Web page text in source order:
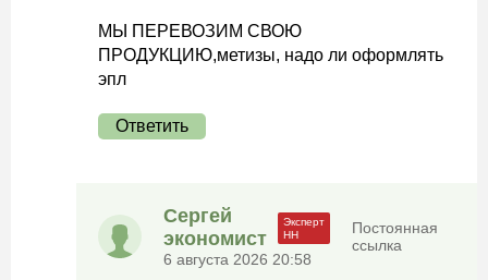
МЫ ПЕРЕВОЗИМ СВОЮ
ПРОДУКЦИЮ,метизы, надо ли оформлять
эпл
Ответить
Сергей
экономист
6 августа 2026 20:58
Постоянная
ссылка